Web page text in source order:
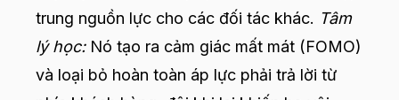
trung nguồn lực cho các đối tác khác. Tâm
lý học:Nó tạo ra cảm giác mất mát (FOMO)
và loại bỏ hoàn toàn áp lực phải trả lời từ